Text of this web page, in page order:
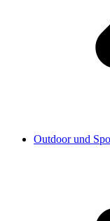
Outdoor und